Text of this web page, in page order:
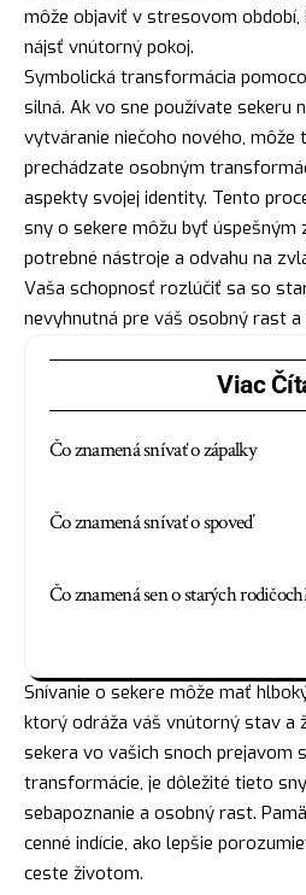
môže objaviť v stresovom období,
nájsť vnútorný pokoj.
Symbolická transformácia
silná. Ak vo sne používate sekeru
vytváranie niečoho nového, môže
prechádzate osobným
aspekty svojej identity. Tento
sny o sekere môžu byť úspešným
potrebné nástroje a odvahu na
Vaša schopnosť rozlúčiť sa so
nevyhnutná pre váš osobný rast a
Viac
Čo znamená snívať o zápalky
Čo znamená snívať o spoveď
Čo znamená sen o starých
Snívanie o sekere môže mať
ktorý odráža váš vnútorný stav a
sekera vo vašich snoch prejavom
transformácie, je dôležité tieto
sebapoznanie a osobný rast.
cenné indície, ako lepšie
ceste životom.